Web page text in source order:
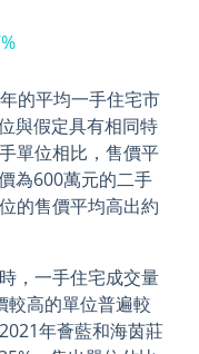
的平均一手住宅市
與假定具有相同特
單位相比，售價平
為600萬元的二手
的售價平均高出約
，一手住宅成交量
較高的單位普遍較
年薈藍和海茵莊